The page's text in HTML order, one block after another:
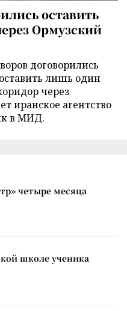
оставить
Ормузский
договорились
лишь один
через
иранское агентство
в МИД.
четыре месяца
школе ученика